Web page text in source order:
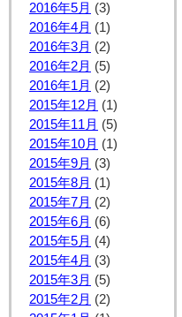
2016年5月 (3)
2016年4月 (1)
2016年3月 (2)
2016年2月 (5)
2016年1月 (2)
2015年12月 (1)
2015年11月 (5)
2015年10月 (1)
2015年9月 (3)
2015年8月 (1)
2015年7月 (2)
2015年6月 (6)
2015年5月 (4)
2015年4月 (3)
2015年3月 (5)
2015年2月 (2)